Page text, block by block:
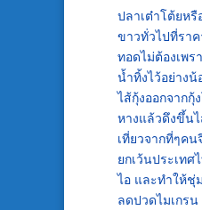
ปลาเต๋าโต้ยห
ขาวทั่วไปที่รา
ทอดไม่ต้องเพร
น้ำทิ้งไว้อย่าง
ไส้กุ้งออกจาก
หางแล้วดึงขึ้น
เที่ยวจากที่ๆค
ยกเว้นประเท
ไอ และทำให้ชุ่
ลดปวดไมเกร